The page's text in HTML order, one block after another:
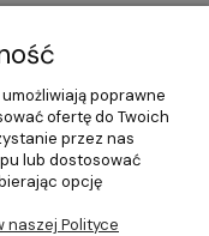
Informacje
i dostawa
Pomoc
Moje konto
poprawne
ofertę do Twoich
przez nas
lub dostosować
opcję
naszej Polityce